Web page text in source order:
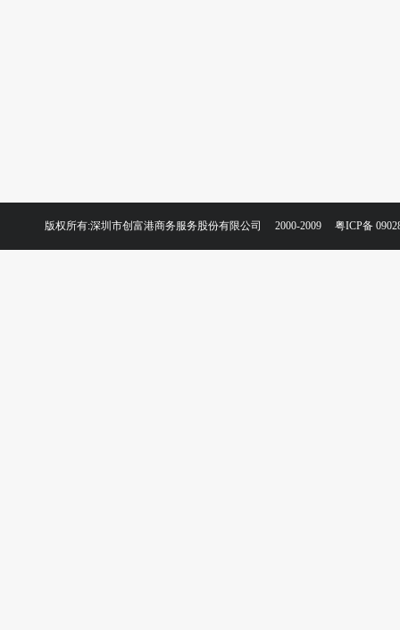
版权所有:深圳市创富港商务服务股份有限公司 2000-2009 粤ICP备